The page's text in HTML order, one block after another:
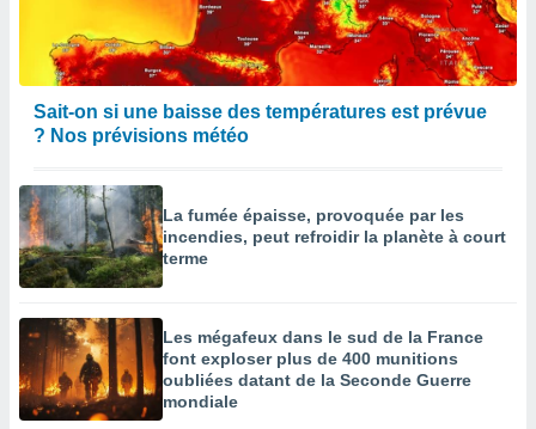
Sait-on si une baisse des températures est prévue
? Nos prévisions météo
La fumée épaisse, provoquée par les
incendies, peut refroidir la planète à court
terme
Les mégafeux dans le sud de la France
font exploser plus de 400 munitions
oubliées datant de la Seconde Guerre
mondiale